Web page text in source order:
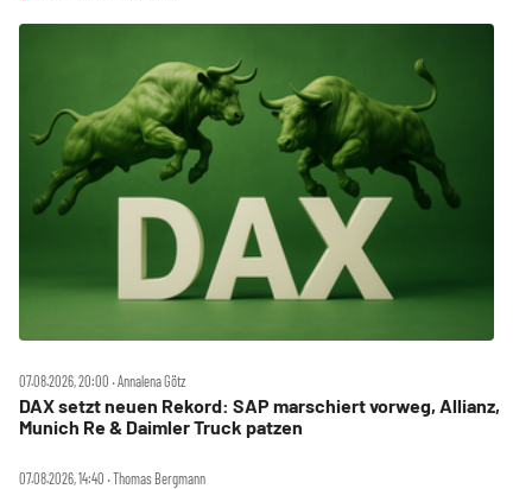
07.08.2026, 20:00 ‧ Annalena Götz
DAX setzt neuen Rekord: SAP marschiert vorweg, Allianz,
Munich Re & Daimler Truck patzen
07.08.2026, 14:40 ‧ Thomas Bergmann